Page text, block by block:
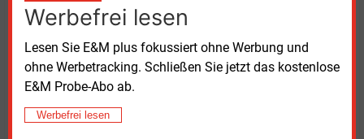
Werbefrei lesen
Lesen Sie E&M plus fokussiert ohne Werbung und
ohne Werbetracking. Schließen Sie jetzt das kostenlose
E&M Probe-Abo ab.
Werbefrei lesen
Überwachung von Anlagen, befinden sich in
Erprobung. Für zusätzliche Sicherheits- und
Resilienzmaßnahmen plant das Unternehmen
Ausgaben im zweistelligen Millionenbereich.
Kunden sensibilisieren